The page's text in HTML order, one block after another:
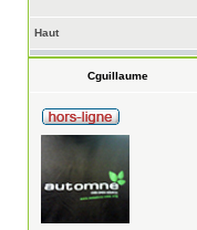
Haut
Cguillaume